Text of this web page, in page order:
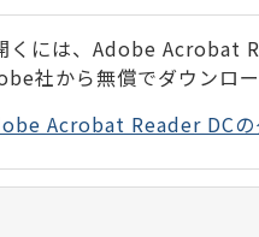
くには、Adobe Acrobat
社から無償でダウンロー
Acrobat Reader DCの